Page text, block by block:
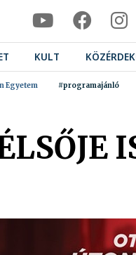
KULT
Egyetem #programajánló